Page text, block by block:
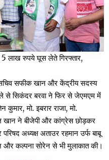
5 लाख रुपये घूस लेते गिरफ्तार,
सफीक खान और केंद्रीय सदस्य
से सिकंदर बरवा ने फिर से जेएमएम में
कुमार, मो. इबरार राजा, मो.
ने बीजेपी और कांग्रेस छोड़कर
अध्यक्ष अताउर रहमान उर्फ बाबू
कल्पना सोरेन से भी मुलाकात की।